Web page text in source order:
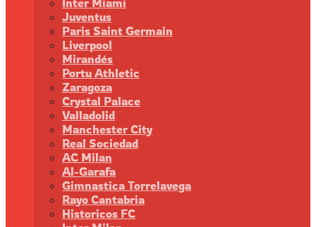
Juventus
Paris Saint Germain
Liverpool
Mirandés
Portu Athletic
Zaragoza
Crystal Palace
Valladolid
Manchester City
Real Sociedad
AC Milan
Al-Garafa
Gimnastica Torrelavega
Rayo Cantabria
Historicos FC